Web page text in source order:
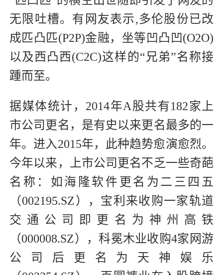
无限吐槽。有网友表示,多伦股份已改
成匹凸匹(P2P)金融，坐等凹凸凹(O2O)
以及西凸西(C2C)这样的“兄弟”名称接
踵而至。
据媒体统计，2014年A股共有182家上
市公司更名，是有史以来更名最多的一
年。进入2015年，此种趋势愈演愈烈。
今年以来，上市公司更名不乏一些奇葩
名称：如海隆软件更名为二三四五
（002195.SZ），宝利来收购一家轨道
交通公司即更名为神州高铁
（000008.SZ），科冕木业收购4家网游
公司后更名为天神娱乐